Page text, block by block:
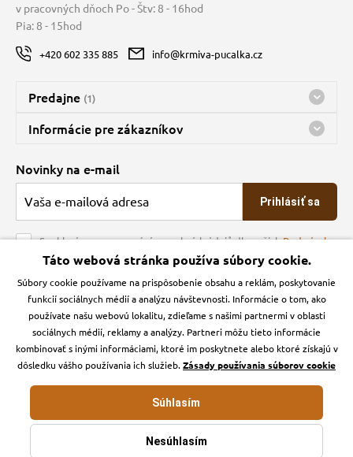
v pracovných dňoch Po - Štv: 8 - 16hod
Pia: 8 - 15hod
+420 602 335 885 info@krmiva-pucalka.cz
Predajne (1)
Predajňa a sklad Kbely
Bohužiaľ, momentálne máme zatvorené
Informácie pre zákazníkov
O spoločnosti
Veľkoobchod
Obchodné podmienky
Kontakt
Podmienky ochrany osobných údajov
Zásady používanie cookies a Google Analytics
Novinky na e-mail
Prihlásiť sa
Souhlasím se zpracováním osobních údajů dle našichPodmínek
ochrany osobních údajů
Krmiva Pučálka na sociálnych sieťach
Instagran Facebook
E-shop vytvorila
Táto webová stránka používa súbory cookie.
Súbory cookie používame na prispôsobenie obsahu a reklám, poskytovanie
funkcií sociálnych médií a analýzu návštevnosti. Informácie o tom, ako
používate našu webovú lokalitu, zdieľame s našimi partnermi v oblasti
sociálnych médií, reklamy a analýzy. Partneri môžu tieto informácie
kombinovať s inými informáciami, ktoré im poskytnete alebo ktoré získajú v
dôsledku vášho používania ich služieb.Zásady používania súborov cookie
Nesúhlasím
Súhlasím